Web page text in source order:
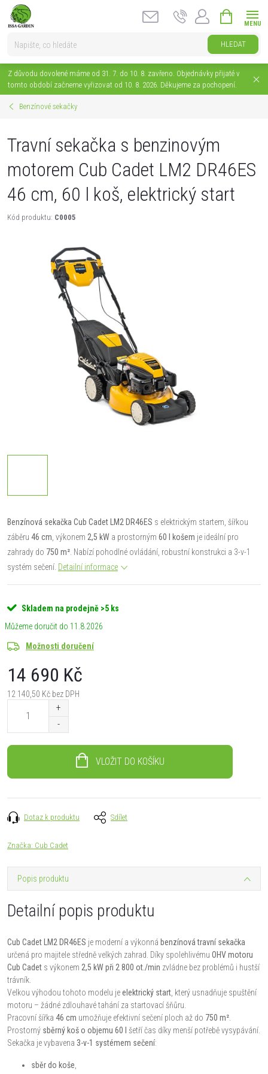
Přejít
HLEDAT
KOŠÍK
Z důvodu dovolené máme od 31. 7. do 10. 8. zavřeno. Objednávky přijaté v
tomto období začneme vyřizovat od 10. 8. 2026. Děkujeme za pochopení.
Benzínové sekačky
Travní sekačka s benzinovým
motorem Cub Cadet LM2 DR46ES
46 cm, 60 l koš, elektrický start
Kód produktu: C0005
Benzínová sekačka Cub Cadet LM2 DR46ES s elektrickým startem, šířkou
záběru 46 cm , výkonem 2,5 kW a prostorným 60 l košem je ideální pro
zahrady do 750 m² . Nabízí pohodlné ovládání, robustní konstrukci a 3-v-1
systém sečení. Detailní informace
Skladem na prodejně >5 ks
11.8.2026
Možnosti doručení
14 690 Kč
12 140,50 Kč bez DPH
VLOŽIT DO KOŠÍKU
Dotaz k produktu Sdílet
Značka: Cub Cadet
Popis produktu
Detailní popis produktu
Cub Cadet LM2 DR46ES je moderní a výkonná benzínová travní sekačka
určená pro majitele středně velkých zahrad. Díky spolehlivému OHV motoru
Cub Cadet s výkonem 2,5 kW při 2 800 ot./min zvládne bez problémů i hustší
trávník.
Velkou výhodou tohoto modelu jeelektrický start , který usnadňuje spuštění
motoru – žádné zdlouhavé tahání za startovací šňůru.
Pracovní šířka 46 cm umožňuje efektivní sečení ploch až do 750 m²
Prostorný sběrný koš o objemu 60 l
šetří čas díky menší potřebě vysypávání.
Sekačka je vybavena 3-v-1 systémem sečení:
sběr do koše